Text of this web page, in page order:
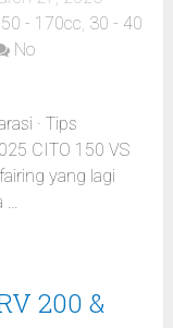
- 170cc, 30 - 40
No
· Tips
CITO 150 VS
yang lagi
…
200 &